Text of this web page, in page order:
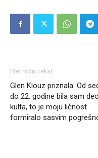
Prethodni tekst
Glen Klouz priznala: Od
do 22. godine bila sam deo
kulta, to je moju ličnost
formiralo sasvim